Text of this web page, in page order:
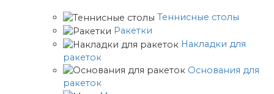
Теннисные столы
Ракетки
Накладки для
ракеток
Основания для
ракеток